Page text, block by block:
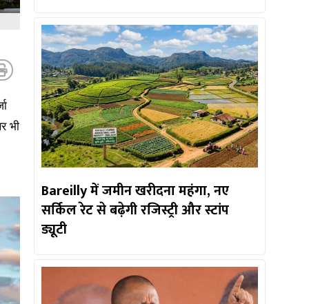
भी
Bareilly में जमीन खरीदना महंगा, नए
सर्किल रेट से बढ़ेगी रजिस्ट्री और स्टांप
ड्यूटी